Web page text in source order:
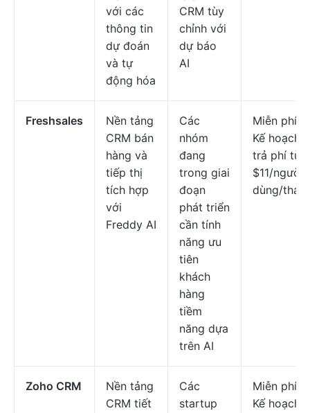
với các
thông tin
dự đoán
và tự
động hóa
CRM tùy
chỉnh với
dự báo
AI
Freshsales
Nền tảng
CRM bán
hàng và
tiếp thị
tích hợp
với
Freddy AI
Các
nhóm
đang
trong giai
đoạn
phát triển
cần tính
năng ưu
tiên
khách
hàng
tiềm
năng dựa
trên AI
Miễn phí;
Kế hoạch
trả phí từ
$11/người
dùng/
Zoho CRM
Nền tảng
CRM tiết
Các
startup
Miễn phí;
Kế hoạch